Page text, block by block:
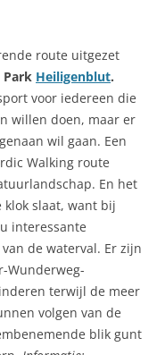
route uitgezet
Park Heiligenblut.
voor iedereen die
willen doen, maar er
wil gaan. Een
Walking route
En het
slaat, want bij
interessante
de waterval. Er zijn
Wunderweg-
terwijl de meer
volgen van de
blik gunt